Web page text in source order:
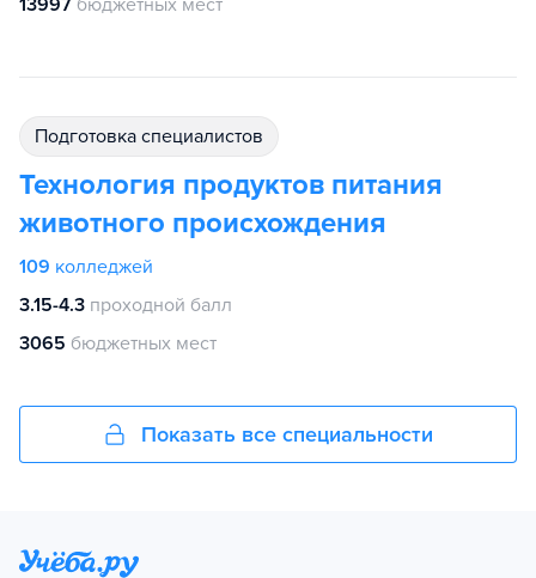
13997 бюджетных мест
подготовка специалистов
Технология продуктов питания
животного происхождения
109 колледжей
3.15-4.3 проходной балл
3065 бюджетных мест
Показать все специальности